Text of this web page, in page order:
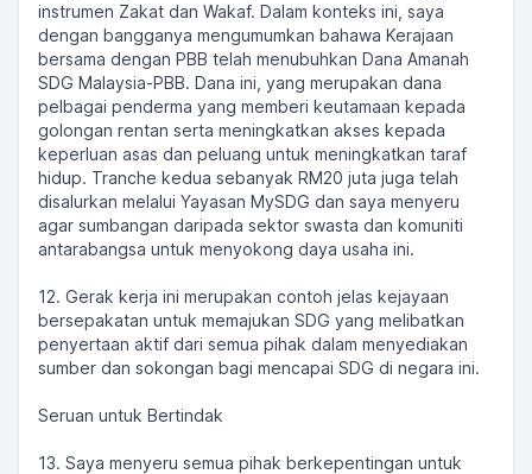
instrumen Zakat dan Wakaf. Dalam konteks ini, saya
dengan bangganya mengumumkan bahawa Kerajaan
bersama dengan PBB telah menubuhkan Dana Amanah
SDG Malaysia-PBB. Dana ini, yang merupakan dana
pelbagai penderma yang memberi keutamaan kepada
golongan rentan serta meningkatkan akses kepada
keperluan asas dan peluang untuk meningkatkan taraf
hidup. Tranche kedua sebanyak RM20 juta juga telah
disalurkan melalui Yayasan MySDG dan saya menyeru
agar sumbangan daripada sektor swasta dan komuniti
antarabangsa untuk menyokong daya usaha ini.
12. Gerak kerja ini merupakan contoh jelas kejayaan
bersepakatan untuk memajukan SDG yang melibatkan
penyertaan aktif dari semua pihak dalam menyediakan
sumber dan sokongan bagi mencapai SDG di negara ini.
Seruan untuk Bertindak
13. Saya menyeru semua pihak berkepentingan untuk